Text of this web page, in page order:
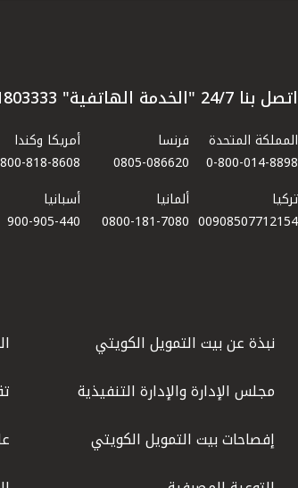
اتصل بنا 24/7 "الخدمة الهاتفية" 1803333
المملكة المتحدة
0-800-014-8898
فرنسا
0805-086620
أمريكا وكندا
818-8608
تركيا
00908507712154​
ألمانيا
0800-181-7080
أسبانيا
900-905-440
نبذة عن بيت التمويل الكويتي
مجلس الإدارة والإدارة التنفيذية
إفصاحات بيت التمويل الكويتي